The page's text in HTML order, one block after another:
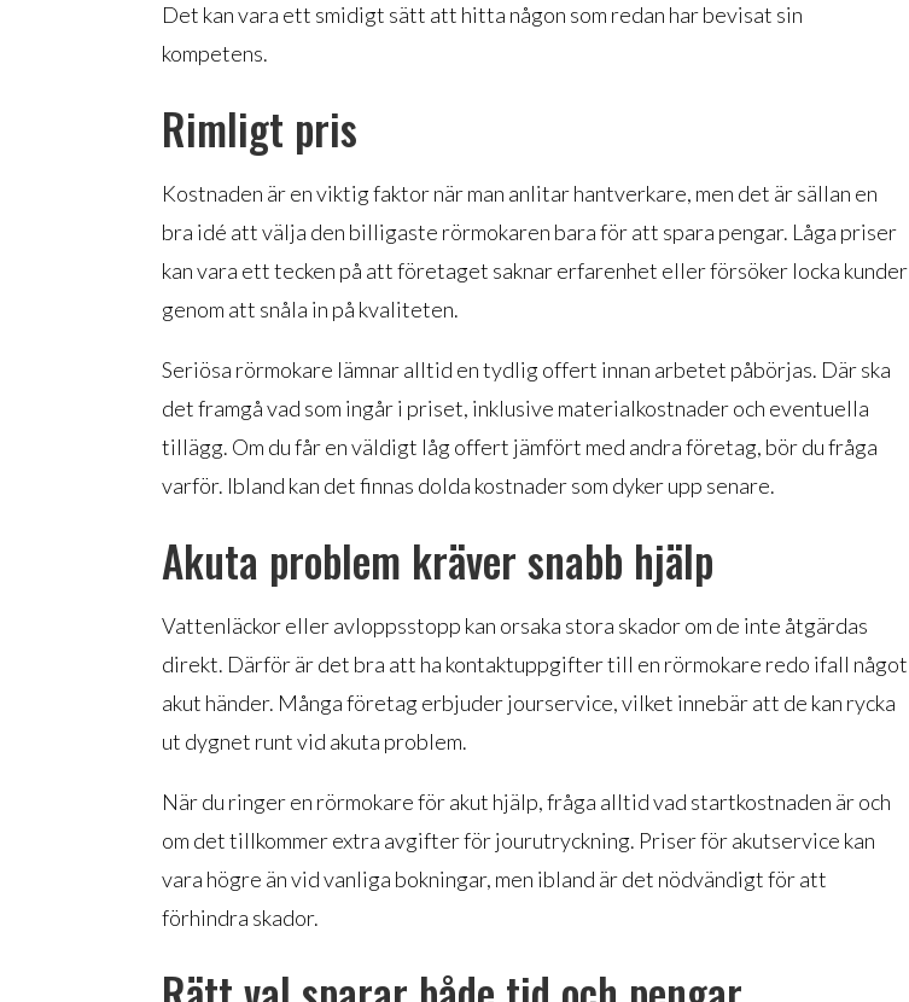
Det kan vara ett smidigt sätt att hitta någon som redan har bevisat sin
kompetens.
Rimligt pris
Kostnaden är en viktig faktor när man anlitar hantverkare, men det är sällan en
bra idé att välja den billigaste rörmokaren bara för att spara pengar. Låga priser
kan vara ett tecken på att företaget saknar erfarenhet eller försöker locka kunder
genom att snåla in på kvaliteten.
Seriösa rörmokare lämnar alltid en tydlig offert innan arbetet påbörjas. Där ska
det framgå vad som ingår i priset, inklusive materialkostnader och eventuella
tillägg. Om du får en väldigt låg offert jämfört med andra företag, bör du fråga
varför. Ibland kan det finnas dolda kostnader som dyker upp senare.
Akuta problem kräver snabb hjälp
Vattenläckor eller avloppsstopp kan orsaka stora skador om de inte åtgärdas
direkt. Därför är det bra att ha kontaktuppgifter till en rörmokare redo ifall något
akut händer. Många företag erbjuder jourservice, vilket innebär att de kan rycka
ut dygnet runt vid akuta problem.
När du ringer en rörmokare för akut hjälp, fråga alltid vad startkostnaden är och
om det tillkommer extra avgifter för jourutryckning. Priser för akutservice kan
vara högre än vid vanliga bokningar, men ibland är det nödvändigt för att
förhindra skador.